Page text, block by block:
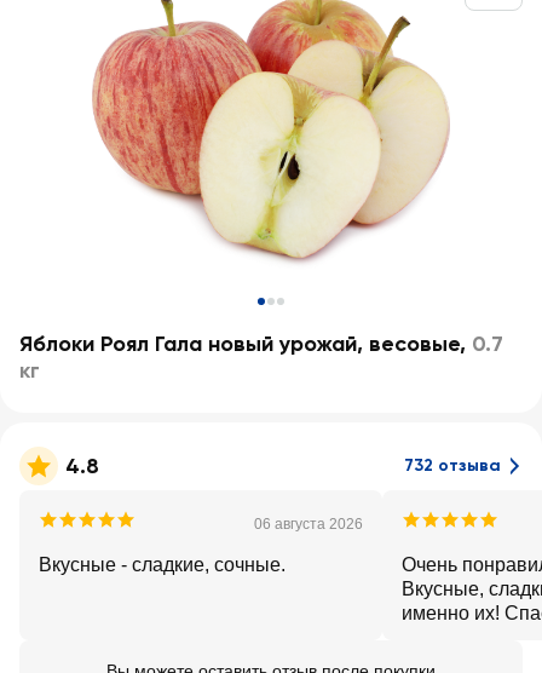
Яблоки Роял Гала новый урожай, весовые, 0.7
кг
4.8 732 отзыва
06 августа 2026
Вкусные - сладкие, сочные.
Очень
Вкусные,
именно их!